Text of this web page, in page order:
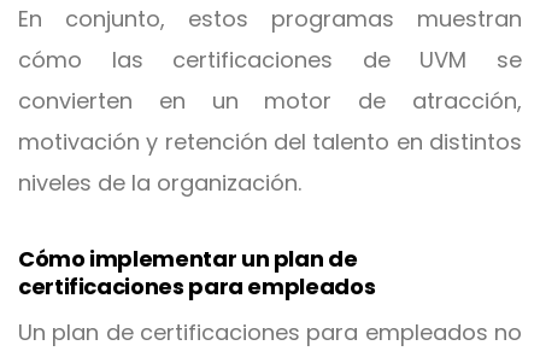
En conjunto, estos programas muestran
cómo las certificaciones de UVM se
convierten en un motor de atracción,
motivación y retención del talento en distintos
niveles de la organización.
Cómo implementar un plan de
certificaciones para empleados
Un plan de certificaciones para empleados no